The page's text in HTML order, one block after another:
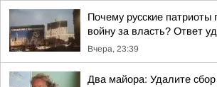
Почему русские патриоты
войну за власть? Ответ
Вчера, 23:39
Два майора: Удалите